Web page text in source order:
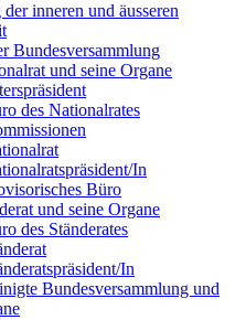
inneren und äusseren
Bundesversammlung
und seine Organe
des Nationalrates
In
Büro
und seine Organe
des Ständerates
In
Bundesversammlung und